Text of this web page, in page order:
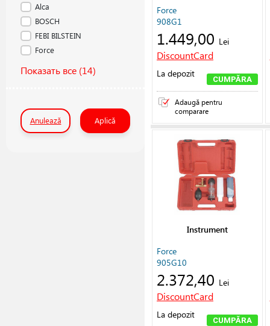
Alca
BOSCH
FEBI BILSTEIN
Force
Показать все (14)
Anulează Aplică
Force
908G1
1.449,00 Lei
DiscountCard
La depozit
CUMPĂRA
Adaugă pentru
comparare
Instrument
Force
905G10
2.372,40 Lei
DiscountCard
La depozit
CUMPĂRA